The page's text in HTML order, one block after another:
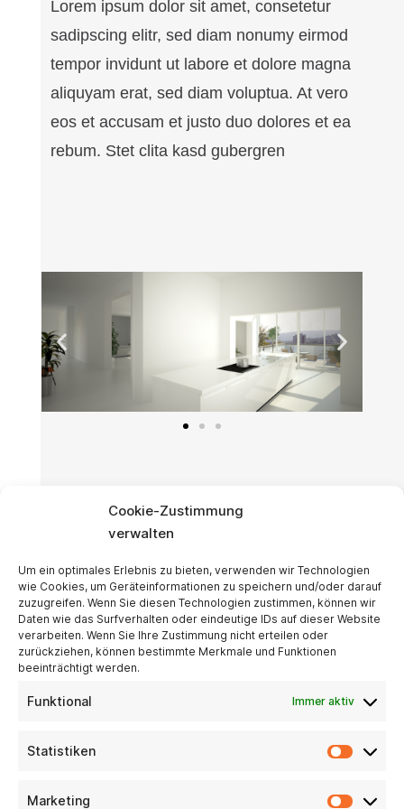
Cookie-Zustimmung
verwalten
Um ein optimales Erlebnis zu bieten, verwenden wir Technologien
wie Cookies, um Geräteinformationen zu speichern und/oder darauf
zuzugreifen. Wenn Sie diesen Technologien zustimmen, können wir
Daten wie das Surfverhalten oder eindeutige IDs auf dieser Website
verarbeiten. Wenn Sie Ihre Zustimmung nicht erteilen oder
zurückziehen, können bestimmte Merkmale und Funktionen
beeinträchtigt werden.
Funktional Immer aktiv
Statistiken
Marketing
Lorem ipsum dolor sit amet, consetetur
sadipscing elitr, sed diam nonumy eirmod
tempor invidunt ut labore et dolore magna
aliquyam erat, sed diam voluptua. At vero
eos et accusam et justo duo dolores et ea
rebum. Stet clita kasd gubergren
Eckdaten
Nutzfläche vor dem Ausbau: ca. 180 qm
Wohnfläche nach dem Ausbau: ca. 180
qm
Planung und Ausführung
Architekt: Max Mustermann